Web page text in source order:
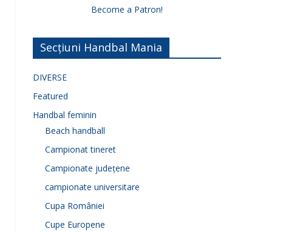
Become a Patron!
Secțiuni Handbal Mania
DIVERSE
Featured
Handbal feminin
Beach handball
Campionat tineret
Campionate județene
campionate universitare
Cupa României
Cupe Europene